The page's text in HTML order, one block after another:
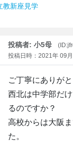
教新座見学
投稿者: 小5母
投稿日時：2021年 09
ご丁寧にありが
西北は中学部だ
るのですか？
高校からは大阪
た。